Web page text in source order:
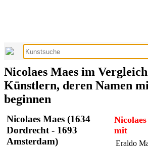
Nicolaes Maes im
Künstlern, deren Namen
beginnen
Nicolaes Maes (1634
Dordrecht - 1693
Amsterdam)
mit
Eraldo